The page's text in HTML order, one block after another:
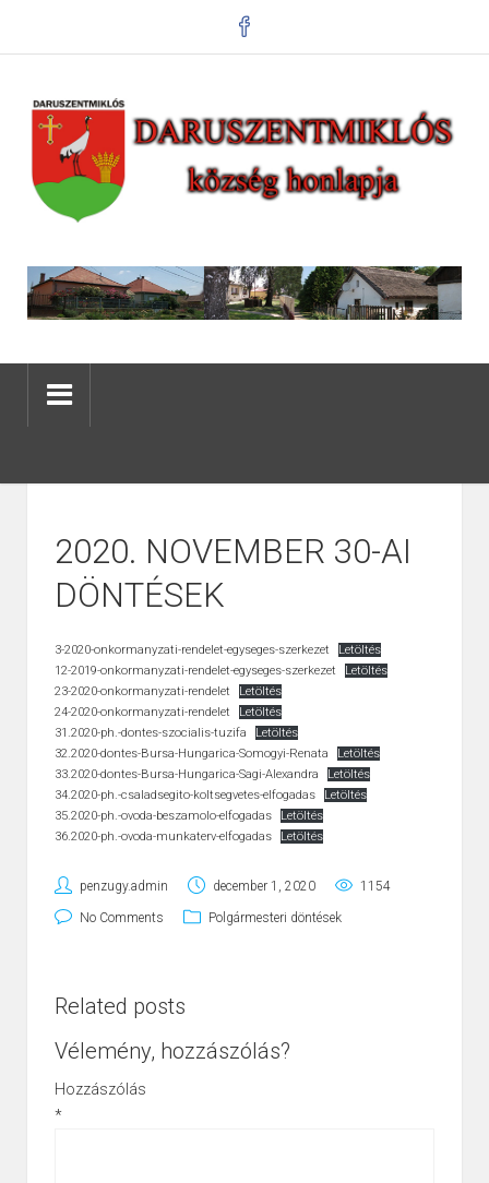
2020. NOVEMBER 30-AI
DÖNTÉSEK
3-2020-onkormanyzati-rendelet-egyseges-szerkezet
Letöltés
12-2019-onkormanyzati-rendelet-egyseges-szerkezet
Letöltés
23-2020-onkormanyzati-rendelet
Letöltés
24-2020-onkormanyzati-rendelet
Letöltés
31.2020-ph.-dontes-szocialis-tuzifa
Letöltés
32.2020-dontes-Bursa-Hungarica-Somogyi-Renata
Letöltés
33.2020-dontes-Bursa-Hungarica-Sagi-Alexandra
Letöltés
34.2020-ph.-csaladsegito-koltsegvetes-elfogadas
Letöltés
35.2020-ph.-ovoda-beszamolo-elfogadas
Letöltés
36.2020-ph.-ovoda-munkaterv-elfogadas
Letöltés
penzugy.admin december 1, 2020 1154
No Comments Polgármesteri döntések
Related posts
Vélemény, hozzászólás?
Hozzászólás
*